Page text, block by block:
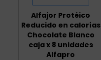
Alfajor Protéico
Reducido en calorías
Chocolate Blanco
caja x 8 unidades
Alfapro